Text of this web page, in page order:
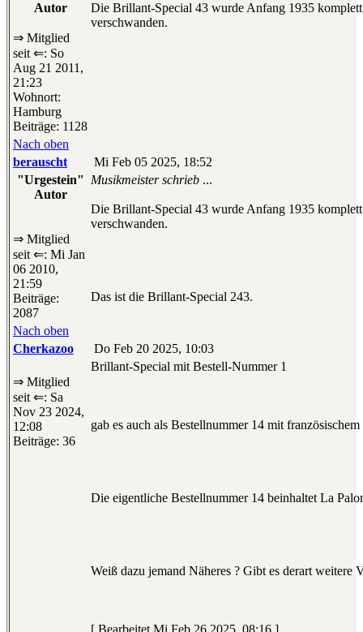
Autor
⇒ Mitglied
seit ⇐: So
Aug 21 2011,
21:23
Wohnort:
Hamburg
Beiträge: 1128
Die Brillant-Special 43 wurde Anfang 1935
verschwanden.
Nach oben
berauscht
Mi Feb 05 2025, 18:52
"Urgestein"
Autor
⇒ Mitglied
seit ⇐: Mi Jan
06 2010,
21:59
Beiträge:
2087
Musikmeister schrieb ...
Die Brillant-Special 43 wurde Anfang 1935
verschwanden.
Das ist die Brillant-Special 243.
Nach oben
Cherkazoo
Do Feb 20 2025, 10:03
⇒ Mitglied
seit ⇐: Sa
Nov 23 2024,
12:08
Beiträge: 36
Brillant-Special mit Bestell-Nummer 1
gab es auch als Bestellnummer 14 mit
Die eigentliche Bestellnummer 14 beinhaltet La
Weiß dazu jemand Näheres ? Gibt es derart weitere